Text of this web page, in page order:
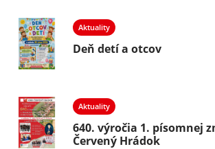
Aktuality
Deň detí a otcov
Aktuality
640. výročia 1. písomnej
Červený Hrádok